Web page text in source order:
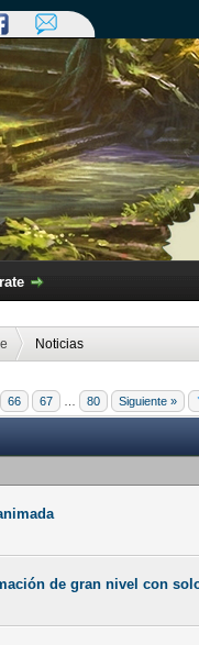
Noticias
66 67 80 Siguiente »
de gran nivel con